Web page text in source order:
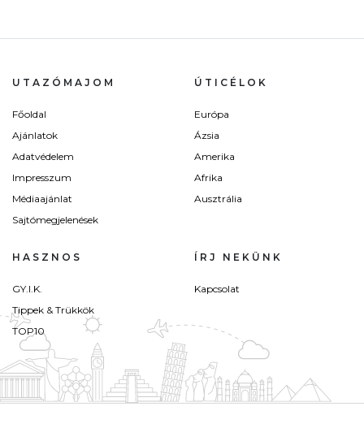
UTAZÓMAJOM
Főoldal
Ajánlatok
Adatvédelem
Impresszum
Médiaajánlat
Sajtómegjelenések
ÚTICÉLOK
Európa
Ázsia
Amerika
Afrika
Ausztrália
HASZNOS
GY.I.K.
Tippek & Trükkök
TOP10
ÍRJ NEKÜNK
Kapcsolat